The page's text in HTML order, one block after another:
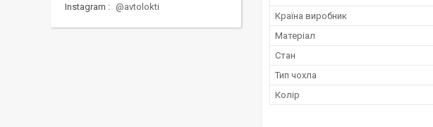
Країна виробник
Матеріал
Стан
Тип чохла
Колір
Instagram @avtolokti